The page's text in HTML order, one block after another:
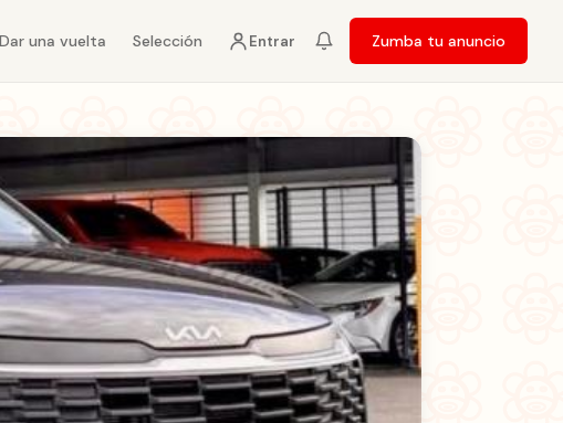
Dar una vuelta Selección Entrar Zumba tu anuncio